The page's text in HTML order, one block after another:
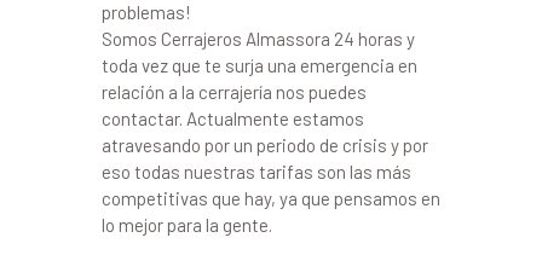
problemas!
Somos Cerrajeros Almassora 24 horas y
toda vez que te surja una emergencia en
relación a la cerrajería nos puedes
contactar. Actualmente estamos
atravesando por un periodo de crisis y por
eso todas nuestras tarifas son las más
competitivas que hay, ya que pensamos en
lo mejor para la gente.